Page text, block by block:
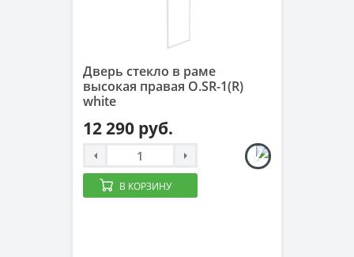
Дверь стекло в раме
высокая правая O.SR-1(R)
white
12 290 руб.
В КОРЗИНУ